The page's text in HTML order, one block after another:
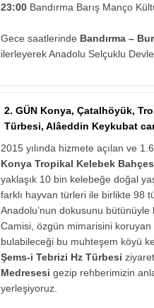
23:00 Bandırma Barış Manço
Gece saatlerinde Bandırma –
ilerleyerek Anadolu Selçuklu
2. GÜN Konya, Çatalhöyük,
Türbesi, Alâeddin Keykubat
2015 yılında hizmete açılan ve
Konya Tropikal Kelebek
yaklaşık 10 bin kelebeğe doğal
farklı hayvan türleri ile birlikte 98
Anadolu’nun dokusunu
Camisi, özgün mimarisini
bulabileceği bu muhteşem köyü
Şems-i Tebrizi Hz Türbesi
Medresesi gezip rehberimizin
yerleşiyoruz.